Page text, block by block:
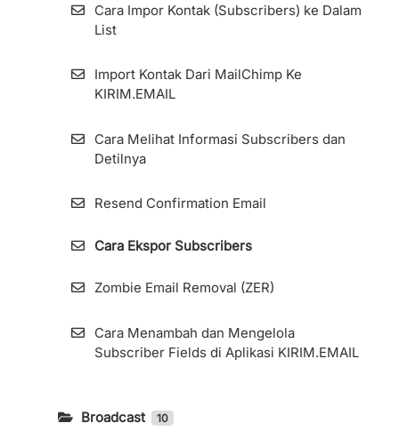
Cara Impor Kontak (Subscribers) ke Dalam
List
Import Kontak Dari MailChimp Ke
KIRIM.EMAIL
Cara Melihat Informasi Subscribers dan
Detilnya
Resend Confirmation Email
Cara Ekspor Subscribers
Zombie Email Removal (ZER)
Cara Menambah dan Mengelola
Subscriber Fields di Aplikasi KIRIM.EMAIL
Broadcast 10